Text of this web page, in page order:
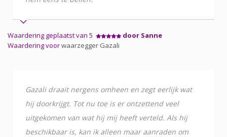
Waardering geplaatst van 5
door Sanne
Waardering voorwaarzegger Gazali
Gazali draait nergens omheen en zegt eerlijk wat
hij doorkrijgt. Tot nu toe is er ontzettend veel
uitgekomen van wat hij mij heeft verteld. Als hij
beschikbaar is, kan ik alleen maar aanraden om